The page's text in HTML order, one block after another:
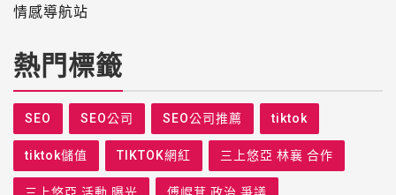
情感導航站
熱門標籤
SEO SEO公司 SEO公司推薦 tiktok
tiktok儲值 TIKTOK網紅 三上悠亞 林襄 合作